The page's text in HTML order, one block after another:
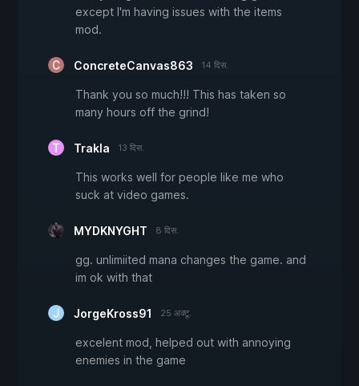
except I'm having issues with the items
mod.
ConcreteCanvas863 14 दिस.
Thank you so much!!! This has taken so
many hours off the grind!
Trakla 13 दिस.
This works well for people like me who
suck at video games.
MYDKNYGHT 8 दिस.
gg. unlimiited mana changes the game. and
im ok with that
JorgeKross91 25 अक्टू.
excelent mod, helped out with annoying
enemies in the game